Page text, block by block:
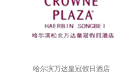
哈尔滨万达皇冠假日酒店